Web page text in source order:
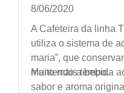
8/06/2020
A Cafeteira da linha
utiliza o sistema de
maria”, que
muito mais tempo.
Mantendo a bebida
sabor e aroma